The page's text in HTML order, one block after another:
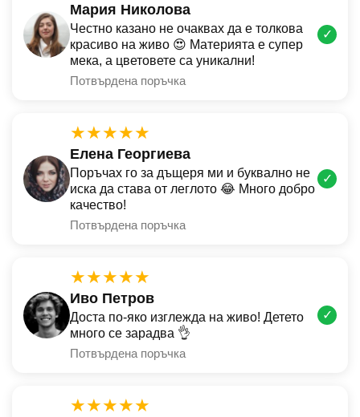
Мария Николова
Честно казано не очаквах да е толкова
красиво на живо 😍 Материята е супер
мека, а цветовете са уникални!
Потвърдена поръчка
✓
★★★★★
Елена Георгиева
Поръчах го за дъщеря ми и буквално не
иска да става от леглото 😂 Много добро
качество!
Потвърдена поръчка
✓
★★★★★
Иво Петров
Доста по-яко изглежда на живо! Детето
много се зарадва 👌
Потвърдена поръчка
✓
★★★★★